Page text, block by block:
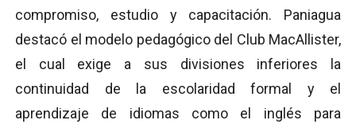
compromiso, estudio y capacitación. Paniagua
destacó el modelo pedagógico del Club MacAllister,
el cual exige a sus divisiones inferiores la
continuidad de la escolaridad formal y el
aprendizaje de idiomas como el inglés para